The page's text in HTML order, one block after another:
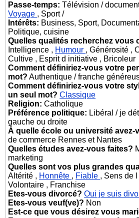
Passe-temps: Télévision /
Voyage , Sport /
Intérêts: Business, Sport,
Politique, cuisine
Quelles qualités recherchez vous
Intelligence , Humour , Générosité ,
Cultive , Esprit d initiative , Bricoleur
Comment définiriez-vous votre
mot? Authentique / franche
Comment définiriez-vous votre
un seul mot? Classique
Religion: Catholique
Préférence politique: Libéral / je
gauche ou droite
À quelle école ou université avez-
de commerce Rennes et Nantes
Quelles études avez-vous faites?
marketing
Quelles sont vos plus grandes
Altérité , Honnête , Fiable , Sens de
Volontaire , Franchise
Etes-vous divorcé? Oui je suis
Etes-vous veuf(ve)? Non
Est-ce que vous désirez vous